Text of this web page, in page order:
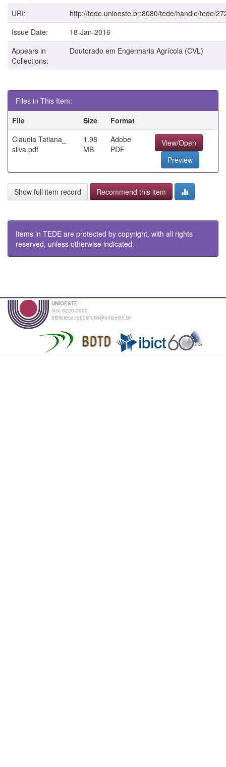
URI:
http://tede.unioeste.br:8080/tede/handle/tede/
Issue Date:
18-Jan-2016
Appears in
Collections:
Doutorado em Engenharia Agrícola (CVL)
Files in This Item:
File
Size
Format
Claudia Tatiana_
silva.pdf
1.98
MB
Adobe
PDF
View/Open
Preview
Show full item record Recommend this item
Items in TEDE are protected by copyright, with all rights
reserved, unless otherwise indicated.
UNIOESTE
(45) 3220-3000
biblioteca.repositorio@unioeste.br